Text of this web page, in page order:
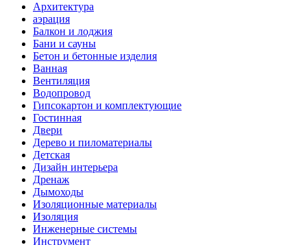
Архитектура
аэрация
Балкон и лоджия
Бани и сауны
Бетон и бетонные изделия
Ванная
Вентиляция
Водопровод
Гипсокартон и комплектующие
Гостинная
Двери
Дерево и пиломатериалы
Детская
Дизайн интерьера
Дренаж
Дымоходы
Изоляционные материалы
Изоляция
Инженерные системы
Инструмент